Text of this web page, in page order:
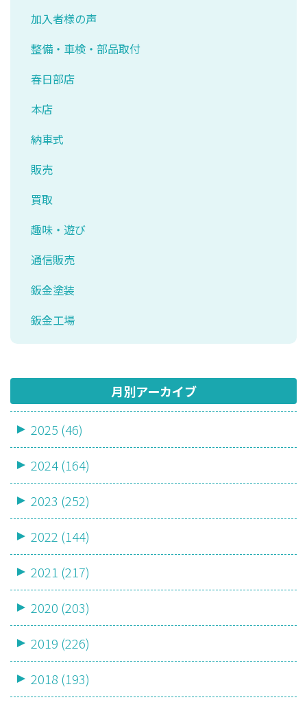
加入者様の声
整備・車検・部品取付
春日部店
本店
納車式
販売
買取
趣味・遊び
通信販売
鈑金塗装
鈑金工場
月別アーカイブ
2025 (46)
2024 (164)
2023 (252)
2022 (144)
2021 (217)
2020 (203)
2019 (226)
2018 (193)